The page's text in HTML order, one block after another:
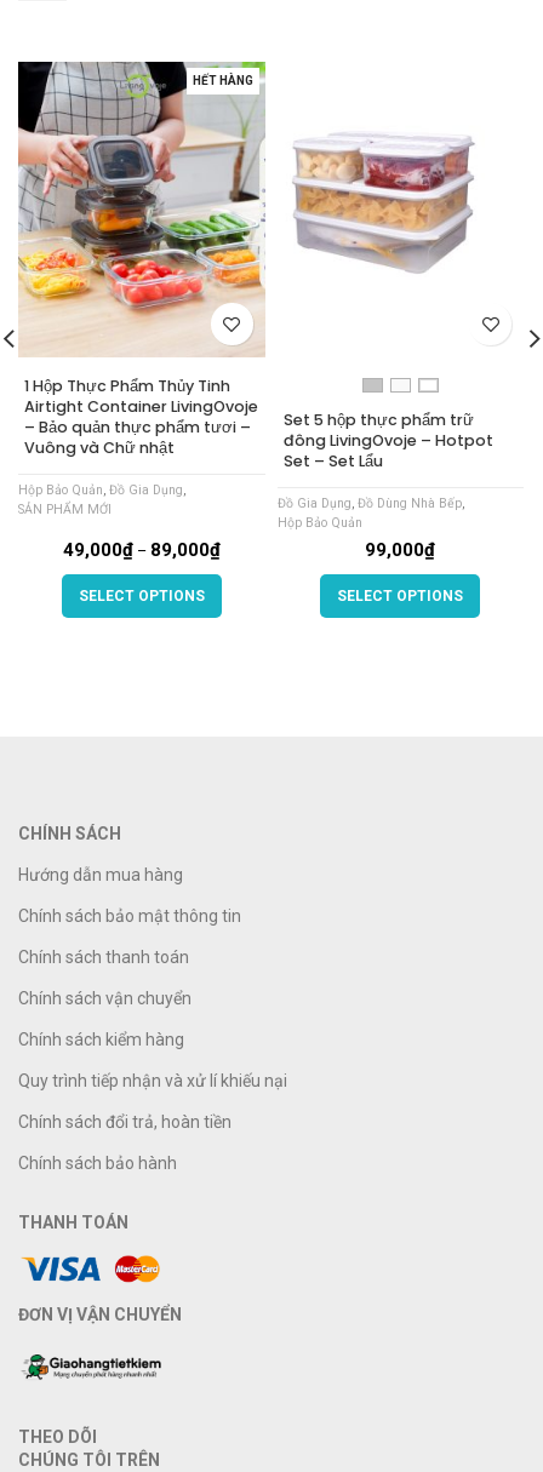
HẾT HÀNG
1 Hộp Thực Phẩm Thủy Tinh
Airtight Container LivingOvoje
– Bảo quản thực phẩm tươi –
Vuông và Chữ nhật
Hộp Bảo Quản, Đồ Gia Dụng,
SẢN PHẨM MỚI
49,000₫– 89,000₫
SELECT OPTIONS
Set 5 hộp thực phẩm trữ
đông LivingOvoje – Hotpot
Set – Set Lẩu
Đồ Gia Dụng, Đồ Dùng Nhà Bếp,
Hộp Bảo Quản
99,000₫
SELECT OPTIONS
CHÍNH SÁCH
Hướng dẫn mua hàng
Chính sách bảo mật thông tin
Chính sách thanh toán
Chính sách vận chuyển
Chính sách kiểm hàng
Quy trình tiếp nhận và xử lí khiếu nại
Chính sách đổi trả, hoàn tiền
Chính sách bảo hành
THANH TOÁN
ĐƠN VỊ VẬN CHUYỂN
THEO DÕI
CHÚNG TÔI TRÊN